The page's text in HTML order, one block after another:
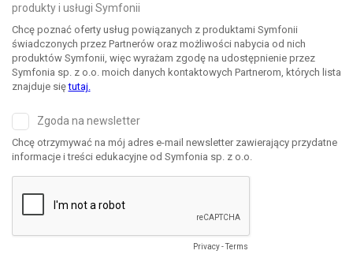
produkty i usługi Symfonii
Chcę poznać oferty usług powiązanych z produktami Symfonii
świadczonych przez Partnerów oraz możliwości nabycia od nich
produktów Symfonii, więc wyrażam zgodę na udostępnienie przez
Symfonia sp. z o.o. moich danych kontaktowych Partnerom, których lista
znajduje siętutaj.
Zgoda na newsletter
Chcę otrzymywać na mój adres e-mail newsletter zawierający przydatne
informacje i treści edukacyjne od Symfonia sp. z o.o.
Privacy-Terms